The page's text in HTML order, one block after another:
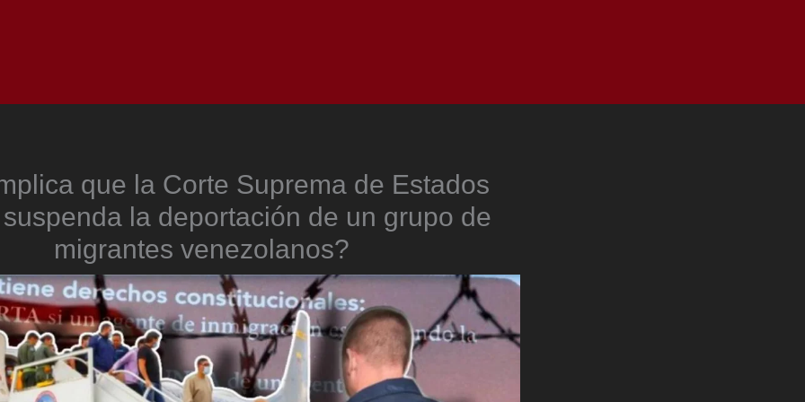
que la Corte Suprema de Estados
la deportación de un grupo de
migrantes venezolanos?